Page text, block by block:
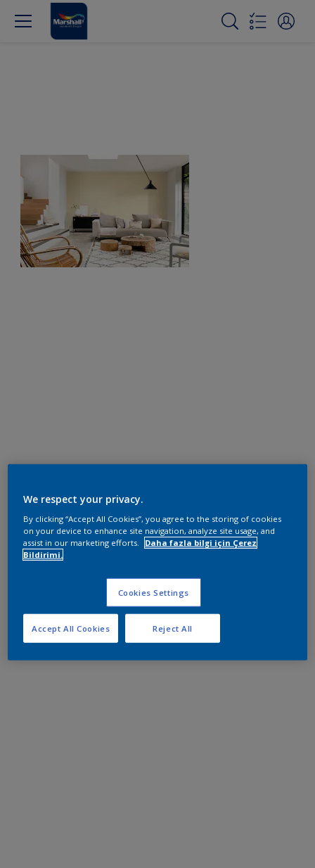
We respect your privacy.
By clicking “Accept All Cookies”, you agree to the storing of cookies
on your device to enhance site navigation, analyze site usage, and
assist in our marketing efforts.
Daha fazla bilgi için Çerez
Bildirimi.
Cookies Settings
Reject All
Accept All Cookies